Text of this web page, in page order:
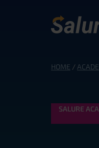
HOME /
SALURE